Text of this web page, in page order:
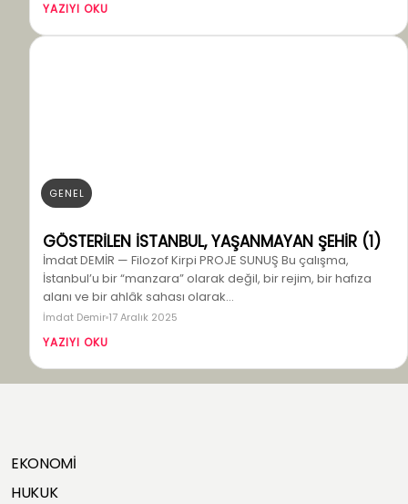
YAZIYI OKU
GENEL
GÖSTERİLEN İSTANBUL, YAŞANMAYAN ŞEHİR (1)
İmdat DEMİR — Filozof Kirpi PROJE SUNUŞ Bu çalışma,
İstanbul’u bir “manzara” olarak değil, bir rejim, bir hafıza
alanı ve bir ahlâk sahası olarak…
İmdat Demir 17 Aralık 2025
YAZIYI OKU
EKONOMİ
HUKUK